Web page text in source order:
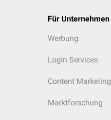
Für Unternehmen
Werbung
Login Services
Content Marketing
Marktforschung